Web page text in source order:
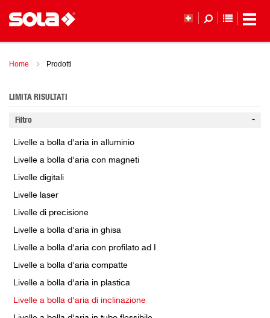
Home Prodotti
LIMITA RISULTATI
Filtro
Livelle a bolla d'aria in alluminio
Livelle a bolla d'aria con magneti
Livelle digitali
Livelle laser
Livelle di precisione
Livelle a bolla d'aria in ghisa
Livelle a bolla d'aria con profilato ad I
Livelle a bolla d'aria compatte
Livelle a bolla d'aria in plastica
Livelle a bolla d'aria di inclinazione